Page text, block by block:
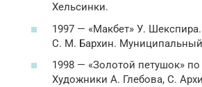
Хельсинки.
1997 — «Макбет» У.
С. М. Бархин. Муниципальный
1998 — «Золотой петушок»
Художники А. Глебова, С.